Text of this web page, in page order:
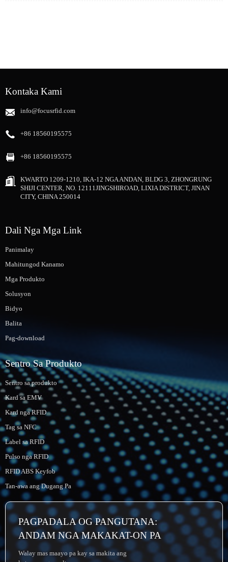
Kontaka Kami
info@focusrfid.com
+86 18560195575
+86 18560195575
KWARTO 1209-1210, IKA-12 NGA ANDAN, BLDG 3, ZHONGRUNG
SHIJI CENTER, NO. 12111JINGSHIROAD, LIXIA DISTRICT, JINAN
CITY, CHINA 250014
Dali Nga Mga Link
Panimalay
Mahitungod Kanamo
Mga Produkto
Solusyon
Bidyo
Balita
Pag-download
Sentro Sa Produkto
Sentro sa produkto
Kard sa EMV
Kard nga RFID
Tag sa NFC
Label sa RFID
Pulso nga RFID
RFID ABS Keyfob
Tan-awa ang Dugang Pa
PAGPADALA OG PANGUTANA:
ANDAM NGA MAKAKAT-ON PA
Walay mas maayo pa kay sa makita ang